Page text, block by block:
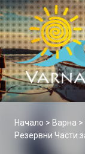
Начало > Варна >
Резервни Части